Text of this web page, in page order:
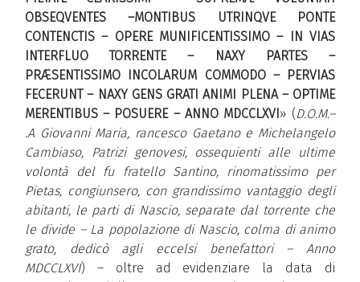
OBSEQVENTES –MONTIBUS UTRINQVE PONTE
CONTENCTIS – OPERE MUNIFICENTISSIMO – IN VIAS
INTERFLUO TORRENTE – NAXY PARTES –
PRÆSENTISSIMO INCOLARUM COMMODO – PERVIAS
FECERUNT – NAXY GENS GRATI ANIMI PLENA – OPTIME
MERENTIBUS – POSUERE – ANNO MDCCLXVI » (D.O.M.–
.A Giovanni Maria, rancesco Gaetano e Michelangelo
Cambiaso, Patrizi genovesi, ossequienti alle ultime
volontà del fu fratello Santino, rinomatissimo per
Pietas, congiunsero, con grandissimo vantaggio degli
abitanti, le parti di Nascio, separate dal torrente che
le divide – La popolazione di Nascio, colma di animo
grato, dedicò agli eccelsi benefattori – Anno
MDCCLXVI) – oltre ad evidenziare la data di